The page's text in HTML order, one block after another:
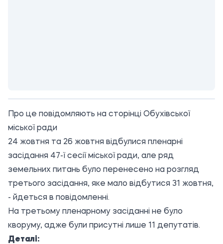
Про це повідомляють на сторінці Обухівської
міської ради
24 жовтня та 26 жовтня відбулися пленарні
засідання 47-ї сесії міської ради, але ряд
земельних питань було перенесено на розгляд
третього засідання, яке мало відбутися 31 жовтня,
- йдеться в повідомленні.
На третьому пленарному засіданні не було
кворуму, адже були присутні лише 11 депутатів.
Деталі: